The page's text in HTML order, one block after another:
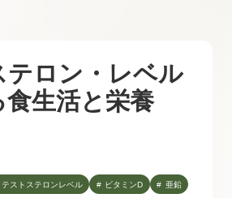
テロン・レベル
食生活と栄養
テストステロンレベル ビタミンD 亜鉛